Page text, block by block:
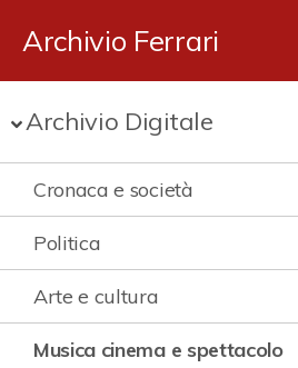
Archivio Ferrari
Archivio Digitale
Cronaca e società
Politica
Arte e cultura
Musica cinema e spettacolo